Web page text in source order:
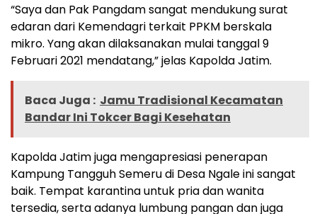
“Saya dan Pak Pangdam sangat mendukung surat
edaran dari Kemendagri terkait PPKM berskala
mikro. Yang akan dilaksanakan mulai tanggal 9
Februari 2021 mendatang,” jelas Kapolda Jatim.
Baca Juga : Jamu Tradisional Kecamatan
Bandar Ini Tokcer Bagi Kesehatan
Kapolda Jatim juga mengapresiasi penerapan
Kampung Tangguh Semeru di Desa Ngale ini sangat
baik. Tempat karantina untuk pria dan wanita
tersedia, serta adanya lumbung pangan dan juga